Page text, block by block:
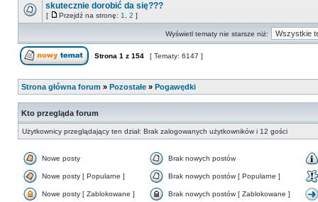
skutecznie dorobić da się???
[ Przejdź na stronę: 1 2 ]
Wyświetl tematy nie starsze niż:
Strona 1 z 154 [ Tematy: 6147 ]
Strona główna forum » Pozostałe » Pogawędki
Kto przegląda forum
Użytkownicy przeglądający ten dział: Brak zalogowanych użytkowników i 12 gości
Nowe posty Brak nowych postów
Nowe posty [ Popularne ] Brak nowych postów [ Popularne ]
Nowe posty [ Zablokowane ] Brak nowych postów [ Zablokowane ]